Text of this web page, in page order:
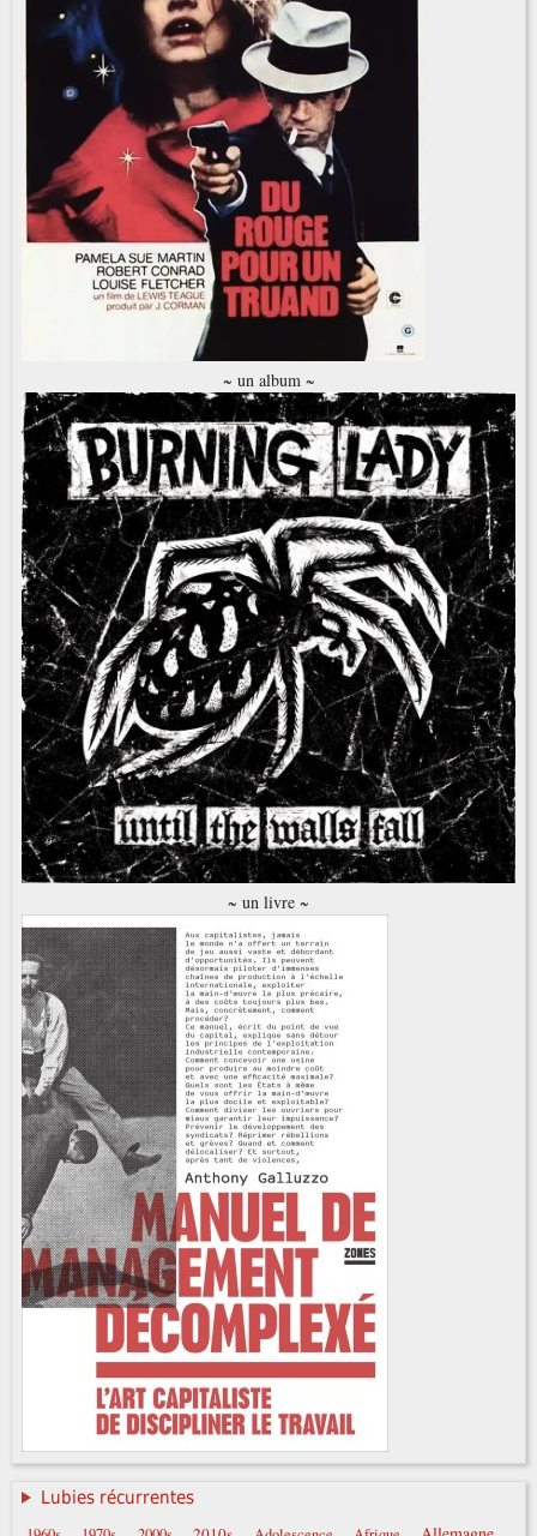
~ un album ~
~ un livre ~
Lubies récurrentes